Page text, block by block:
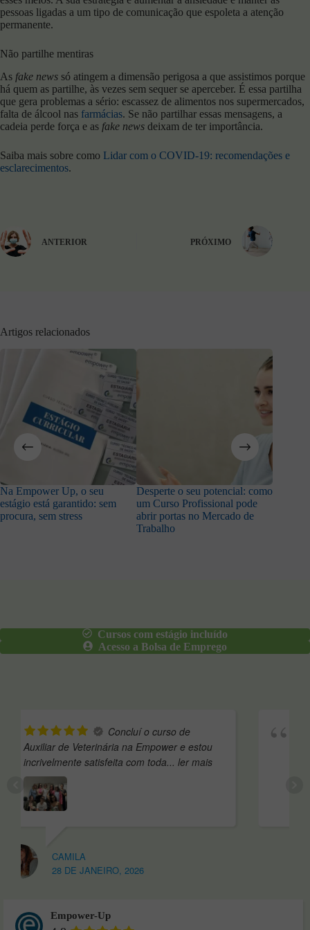
pessoas ligadas a um tipo de comunicação que espoleta a atenção
permanente.
Não partilhe mentiras
As fake news só atingem a dimensão perigosa a que assistimos porque
há quem as partilhe, às vezes sem sequer se aperceber. É essa partilha
que gera problemas a sério: escassez de alimentos nos supermercados,
falta de álcool nas farmácias. Se não partilhar essas mensagens, a
cadeia perde força e as fake news deixam de ter importância.
Saiba mais sobre como Lidar com o COVID-19: recomendações e
esclarecimentos.
ANTERIOR PRÓXIMO
Artigos relacionados
Na Empower Up, o seu
estágio está garantido: sem
procura, sem stress
Desperte o seu potencial: como
um Curso Profissional pode
abrir portas no Mercado de
Trabalho
Cursos com estágio incluído
Acesso a Bolsa de Emprego
o curso de
Empower e estou
toda... ler mais
Andei algum
indecisa antes de escolher a
pesquisei várias opções e acabei
Empower-Up